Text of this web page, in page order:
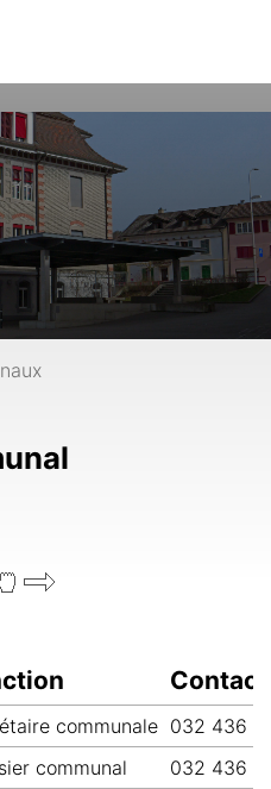
Contact
communale 032 436
communal
032 436